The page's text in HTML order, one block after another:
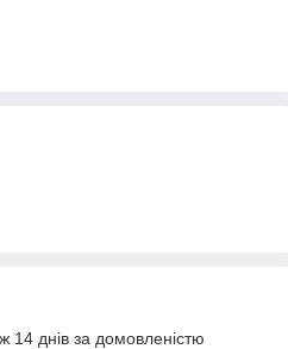
14 днів за домовленістю